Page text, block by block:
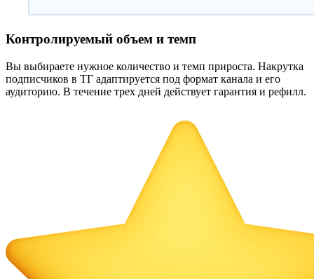
Контролируемый объем и темп
Вы выбираете нужное количество и темп прироста. Накрутка
подписчиков в ТГ адаптируется под формат канала и его
аудиторию. В течение трех дней действует гарантия и рефилл.